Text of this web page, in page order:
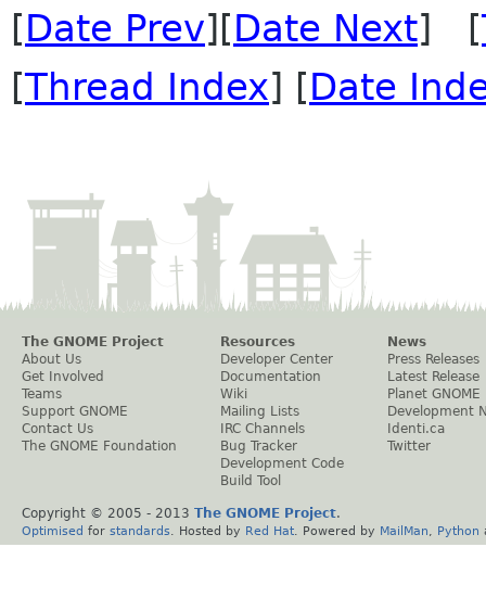
[Date Prev][Date Next] [
[Thread Index] [Date
The GNOME Project
About Us
Get Involved
Teams
Support GNOME
Contact Us
The GNOME Foundation
Resources
Developer Center
Documentation
Wiki
Mailing Lists
IRC Channels
Bug Tracker
Development Code
Build Tool
News
Press Releases
Latest Release
Planet GNOME
Development
Identi.ca
Twitter
Copyright © 2005 - 2013 The GNOME Project.
Optimised for standards . Hosted by Red Hat . Powered by MailMan Python